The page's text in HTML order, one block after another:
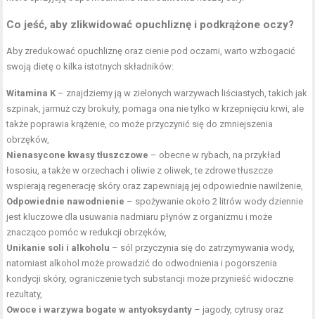
Co jeść, aby zlikwidować opuchliznę i podkrążone oczy?
Aby zredukować opuchliznę oraz cienie pod oczami, warto wzbogacić
swoją dietę o kilka istotnych składników:
Witamina K – znajdziemy ją w zielonych warzywach liściastych, takich jak
szpinak, jarmuż czy brokuły, pomaga ona nie tylko w krzepnięciu krwi, ale
także poprawia krążenie, co może przyczynić się do zmniejszenia
obrzęków,
Nienasycone kwasy tłuszczowe – obecne w rybach, na przykład
łososiu, a także w orzechach i oliwie z oliwek, te zdrowe tłuszcze
wspierają regenerację skóry oraz zapewniają jej odpowiednie nawilżenie,
Odpowiednie nawodnienie – spożywanie około 2 litrów wody dziennie
jest kluczowe dla usuwania nadmiaru płynów z organizmu i może
znacząco pomóc w redukcji obrzęków,
Unikanie soli i alkoholu – sól przyczynia się do zatrzymywania wody,
natomiast alkohol może prowadzić do odwodnienia i pogorszenia
kondycji skóry, ograniczenie tych substancji może przynieść widoczne
rezultaty,
Owoce i warzywa bogate w antyoksydanty – jagody, cytrusy oraz